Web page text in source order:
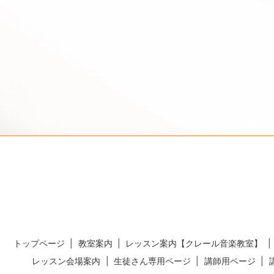
トップページ 教室案内
レッスン案内【クレール音楽教室】
レッスン会場案内
生徒さん専用ページ 講師用ページ